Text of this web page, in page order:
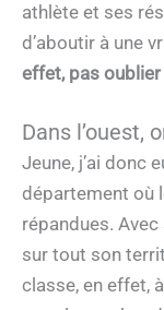
athlète et ses
d’aboutir à une
effet, pas oublier
Dans l’ouest,
Jeune, j’ai donc
département où
répandues.
sur tout son
classe, en effet,